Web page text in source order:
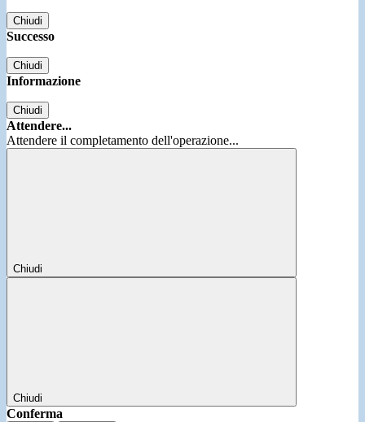
Chiudi
Successo
Chiudi
Informazione
Chiudi
Attendere...
Attendere il completamento dell'operazione...
Chiudi
Chiudi
Conferma